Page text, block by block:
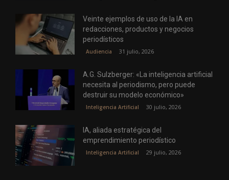
Veinte ejemplos de uso de la IA en
redacciones, productos y negocios
periodísticos
Audiencia 31 julio, 2026
A.G. Sulzberger: «La inteligencia artificial
necesita al periodismo, pero puede
destruir su modelo económico»
Inteligencia Artificial 30 julio, 2026
IA, aliada estratégica del
emprendimiento periodístico
Inteligencia Artificial 29 julio, 2026